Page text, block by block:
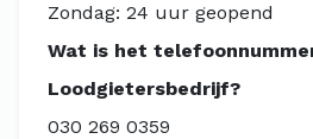
Zondag: 24 uur geopend
Wat is het
Loodgietersbedrijf?
030 269 0359